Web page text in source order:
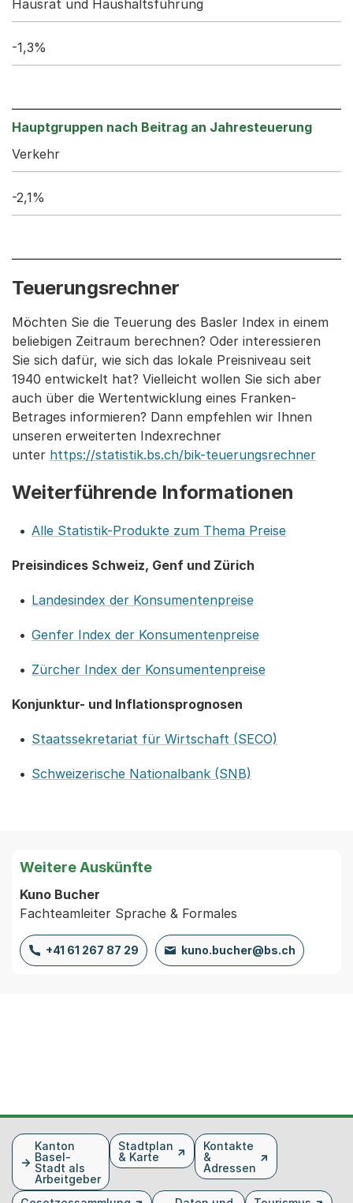
Hausrat und Haushaltsführung
-1,3%
Verkehr
-2,1%
Teuerungsrechner
Möchten Sie die Teuerung des Basler Index in einem
beliebigen Zeitraum berechnen? Oder interessieren
Sie sich dafür, wie sich das lokale Preisniveau seit
1940 entwickelt hat? Vielleicht wollen Sie sich aber
auch über die Wertentwicklung eines Franken-
Betrages informieren? Dann empfehlen wir Ihnen
unseren erweiterten Indexrechner
unter https://statistik.bs.ch/bik-teuerungsrechner
Weiterführende Informationen
Alle Statistik-Produkte zum Thema Preise
Preisindices Schweiz, Genf und Zürich
Landesindex der Konsumentenpreise
Genfer Index der Konsumentenpreise
Zürcher Index der Konsumentenpreise
Konjunktur- und Inflationsprognosen
Staatssekretariat für Wirtschaft (SECO)
Schweizerische Nationalbank (SNB)
Weitere Auskünfte
Kuno Bucher
Fachteamleiter Sprache & Formales
+41 61 267 87 29 kuno.bucher@bs.ch
FusszeileKanton
Basel-
Stadt als
Arbeitgeber
Stadtplan
& Karte
Kontakte
&
Adressen